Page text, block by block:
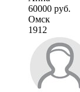
60000 руб.
Омск
1912